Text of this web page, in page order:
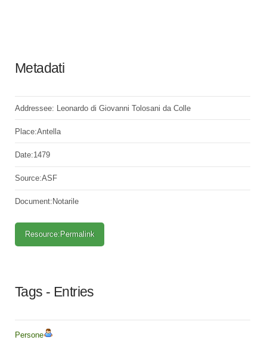
Metadati
Addressee: Leonardo di Giovanni Tolosani da Colle
Place:Antella
Date:1479
Source:ASF
Document:Notarile
Resource:Permalink
Tags - Entries
Persone